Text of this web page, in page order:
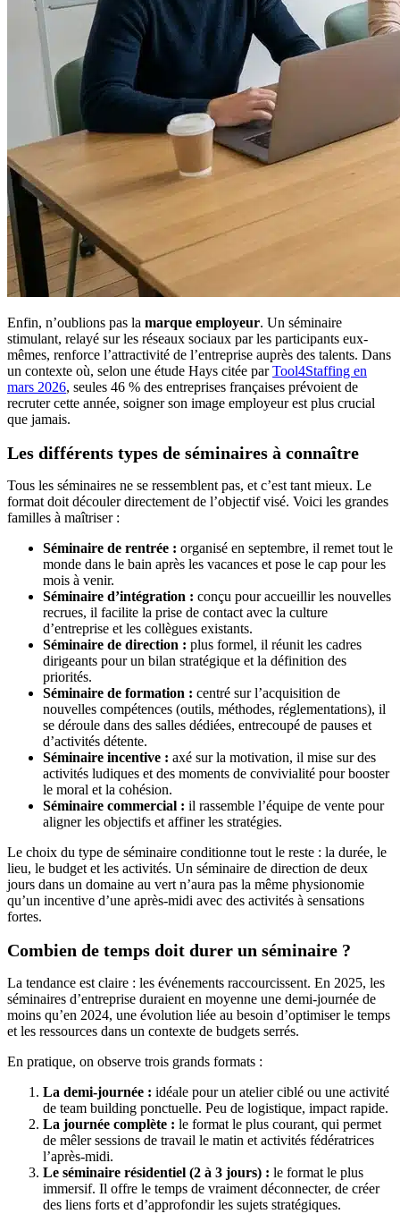
Enfin, n’oublions pas la marque employeur. Un séminaire
stimulant, relayé sur les réseaux sociaux par les participants eux-
mêmes, renforce l’attractivité de l’entreprise auprès des talents. Dans
un contexte où, selon une étude Hays citée parTool4Staffing en
mars 2026, seules 46 % des entreprises françaises prévoient de
recruter cette année, soigner son image employeur est plus crucial
que jamais.
Les différents types de séminaires à connaître
Tous les séminaires ne se ressemblent pas, et c’est tant mieux. Le
format doit découler directement de l’objectif visé. Voici les grandes
familles à maîtriser :
Séminaire de rentrée : organisé en septembre, il remet tout le
monde dans le bain après les vacances et pose le cap pour les
mois à venir.
Séminaire d’intégration : conçu pour accueillir les nouvelles
recrues, il facilite la prise de contact avec la culture
d’entreprise et les collègues existants.
Séminaire de direction : plus formel, il réunit les cadres
dirigeants pour un bilan stratégique et la définition des
priorités.
Séminaire de formation : centré sur l’acquisition de
nouvelles compétences (outils, méthodes, réglementations), il
se déroule dans des salles dédiées, entrecoupé de pauses et
d’activités détente.
Séminaire incentive : axé sur la motivation, il mise sur des
activités ludiques et des moments de convivialité pour booster
le moral et la cohésion.
Séminaire commercial : il rassemble l’équipe de vente pour
aligner les objectifs et affiner les stratégies.
Le choix du type de séminaire conditionne tout le reste : la durée, le
lieu, le budget et les activités. Un séminaire de direction de deux
jours dans un domaine au vert n’aura pas la même physionomie
qu’un incentive d’une après-midi avec des activités à sensations
fortes.
Combien de temps doit durer un séminaire ?
La tendance est claire : les événements raccourcissent. En 2025, les
séminaires d’entreprise duraient en moyenne une demi-journée de
moins qu’en 2024, une évolution liée au besoin d’optimiser le temps
et les ressources dans un contexte de budgets serrés.
En pratique, on observe trois grands formats :
La demi-journée : idéale pour un atelier ciblé ou une activité
de team building ponctuelle. Peu de logistique, impact rapide.
La journée complète : le format le plus courant, qui permet
de mêler sessions de travail le matin et activités fédératrices
l’après-midi.
Le séminaire résidentiel (2 à 3 jours) : le format le plus
immersif. Il offre le temps de vraiment déconnecter, de créer
des liens forts et d’approfondir les sujets stratégiques.